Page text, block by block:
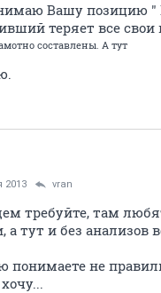
Вашу позицию "
теряет все свои
составлены. А тут
2013 vran
требуйте, там
а тут и без анализов
не